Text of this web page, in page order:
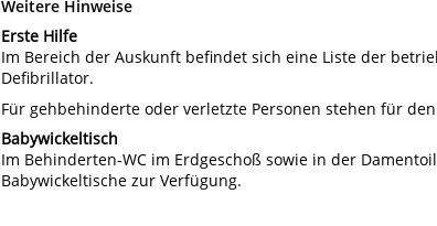
Weitere Hinweise
Erste Hilfe
Im Bereich der Auskunft befindet sich eine Liste der
Defibrillator.
Für gehbehinderte oder verletzte Personen stehen für
Babywickeltisch
Im Behinderten-WC im Erdgeschoß sowie in der
Babywickeltische zur Verfügung.